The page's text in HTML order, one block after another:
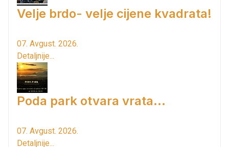
Velje brdo- velje cijene kvadrata!
07. Avgust. 2026.
Detaljnije...
Poda park otvara vrata...
07. Avgust. 2026.
Detaljnije...